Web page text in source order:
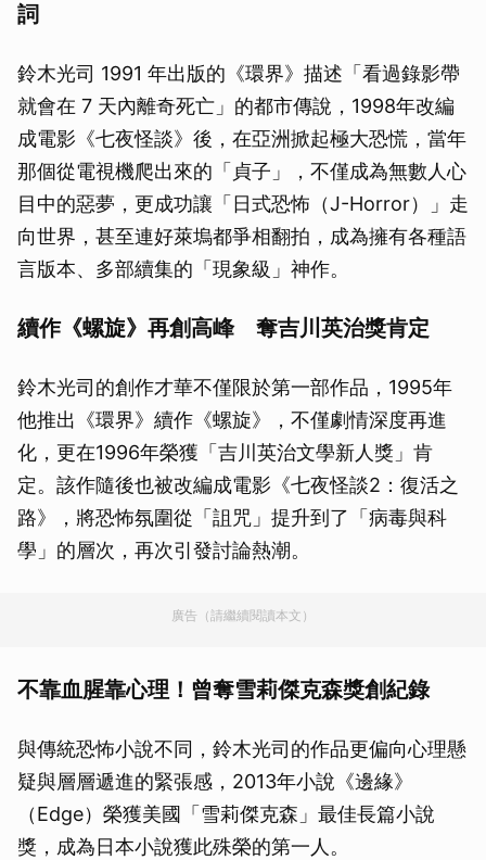
詞
鈴木光司 1991 年出版的《環界》描述「看過錄影帶
就會在 7 天內離奇死亡」的都市傳說，1998年改編
成電影《七夜怪談》後，在亞洲掀起極大恐慌，當年
那個從電視機爬出來的「貞子」，不僅成為無數人心
目中的惡夢，更成功讓「日式恐怖（J-Horror）」走
向世界，甚至連好萊塢都爭相翻拍，成為擁有各種語
言版本、多部續集的「現象級」神作。
續作《螺旋》再創高峰 奪吉川英治獎肯定
鈴木光司的創作才華不僅限於第一部作品，1995年
他推出《環界》續作《螺旋》，不僅劇情深度再進
化，更在1996年榮獲「吉川英治文學新人獎」肯
定。該作隨後也被改編成電影《七夜怪談2：復活之
路》，將恐怖氛圍從「詛咒」提升到了「病毒與科
學」的層次，再次引發討論熱潮。
廣告（請繼續閱讀本文）
不靠血腥靠心理！曾奪雪莉傑克森獎創紀錄
與傳統恐怖小說不同，鈴木光司的作品更偏向心理懸
疑與層層遞進的緊張感，2013年小說《邊緣》
（Edge）榮獲美國「雪莉傑克森」最佳長篇小說
獎，成為日本小說獲此殊榮的第一人。